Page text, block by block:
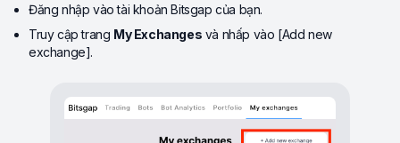
Đăng nhập vào tài khoản Bitsgap của bạn.
Truy cập trang My Exchanges và nhấp vào [Add new
exchange].